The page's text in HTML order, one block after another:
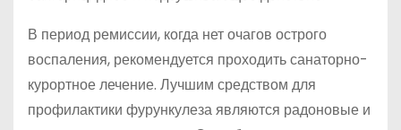
В период ремиссии, когда нет очагов острого
воспаления, рекомендуется проходить санаторно-
курортное лечение. Лучшим средством для
профилактики фурункулеза являются радоновые и